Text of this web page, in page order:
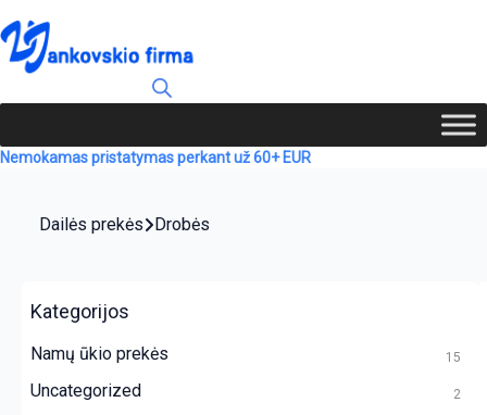
Nemokamas pristatymas perkant už 60+ EUR
Dailės prekės Drobės
Kategorijos
Namų ūkio prekės 15
Uncategorized 2